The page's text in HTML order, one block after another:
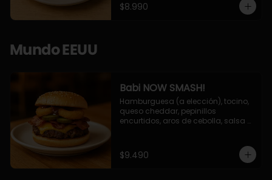
$8.990
Mundo EEUU
Babi NOW SMASH!
Hamburguesa (a elección), tocino,
queso cheddar, pepinillos
encurtidos, aros de cebolla, salsa
$9.490